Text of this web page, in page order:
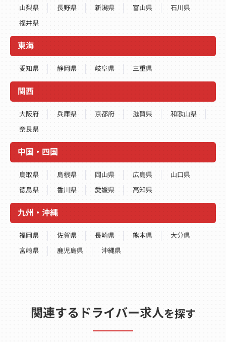
山梨県 長野県 新潟県 富山県
石川県
福井県
東海
愛知県 静岡県 岐阜県 三重県
関西
大阪府 兵庫県 京都府 滋賀県
和歌山県
奈良県
中国・四国
鳥取県 島根県 岡山県 広島県
山口県
徳島県
香川県 愛媛県 高知県
九州・沖縄
福岡県 佐賀県 長崎県 熊本県
大分県
宮崎県
鹿児島県 沖縄県
関連するドライバー求人を探す